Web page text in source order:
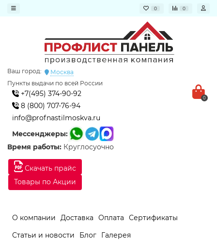
0 0
Скачать прайс
Товары по Акции
Ваш город:
Москва
Пункты выдачи по всей России
+7(495) 374-90-92
8 (800) 707-76-94
info@profnastilmoskva.ru
Мессенджеры:
Время работы: Круглосуочно
0
О компании Доставка Оплата
Сертификаты
Статьи и новости
Блог
Галерея